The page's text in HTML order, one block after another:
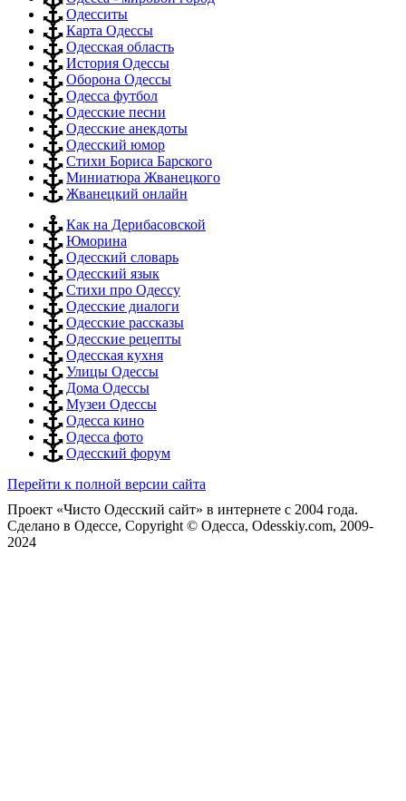
Одесситы
Карта Одессы
Одесская область
История Одессы
Оборона Одессы
Одесса футбол
Одесские песни
Одесские анекдоты
Одесский юмор
Стихи Бориса Барского
Миниатюра Жванецкого
Жванецкий онлайн
Как на Дерибасовской
Юморина
Одесский словарь
Одесский язык
Стихи про Одессу
Одесские диалоги
Одесские рассказы
Одесские рецепты
Одесская кухня
Улицы Одессы
Дома Одессы
Музеи Одессы
Одесса кино
Одесса фото
Одесский форум
Перейти к полной версии сайта
Проект «Чисто Одесский сайт» в интернете с 2004 года.
Сделано в Одессе, Copyright © Одесса, Odesskiy.com, 2009-
2024